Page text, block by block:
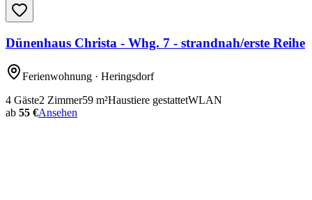
Dünenhaus Christa - Whg. 7 - strandnah/erste Reihe
Ferienwohnung · Heringsdorf
4 Gäste2 Zimmer59 m²Haustiere gestattetWLAN
ab 55 €Ansehen